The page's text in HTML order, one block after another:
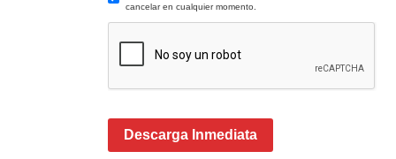
cancelar en cualquier momento.
Descarga Inmediata